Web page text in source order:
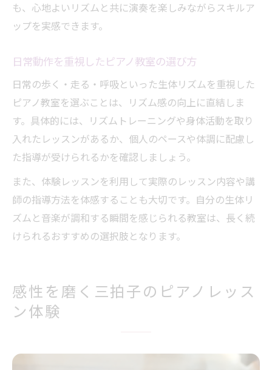
も、心地よいリズムと共に演奏を楽しみながらスキルア
ップを実感できます。
日常動作を重視したピアノ教室の選び方
日常の歩く・走る・呼吸といった生体リズムを重視した
ピアノ教室を選ぶことは、リズム感の向上に直結しま
す。具体的には、リズムトレーニングや身体活動を取り
入れたレッスンがあるか、個人のペースや体調に配慮し
た指導が受けられるかを確認しましょう。
また、体験レッスンを利用して実際のレッスン内容や講
師の指導方法を体感することも大切です。自分の生体リ
ズムと音楽が調和する瞬間を感じられる教室は、長く続
けられるおすすめの選択肢となります。
感性を磨く三拍子のピアノレッス
ン体験